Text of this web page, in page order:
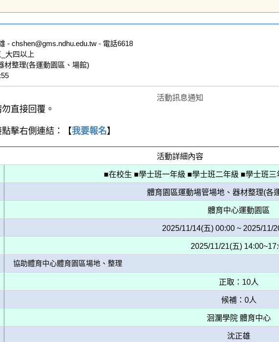
- chshen@gms.ndhu.edu.tw - 電話6618
大四以上
材整理(各運動園區、場館)
日期： 2025-11-12  ( 星期三 )  07:55
活動訊息通知
直接回覆。
擊右側連結：【我要報名】
活動詳細內容
■在校生 ■學士班一年級 ■學士班二年級 ■學士班
體育園區運動場管場地、器材整理(各
體育中心運動園區
2025/11/14(五) 00:00 ~ 2025/11/
2025/11/21(五)
協助體育中心體育園區場地、整理
正取：10人
候補：0人
洄瀾學院 體育中心
沈正雄